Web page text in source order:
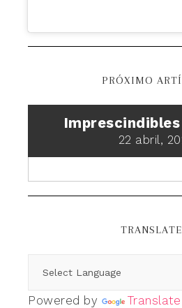
PRÓXIMO
22 abril,
Powered by Translate